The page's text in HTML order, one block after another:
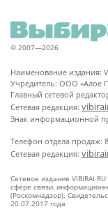
© 2007—2026
Наименование издания:
Учредитель: ООО «Алое
Главный сетевой
Сетевая редакция:
Знак информационной
Телефон отдела продаж:
Сетевая редакция:
Сетевое издание
сфере связи,
(Роскомнадзор).
20.07.2017 года